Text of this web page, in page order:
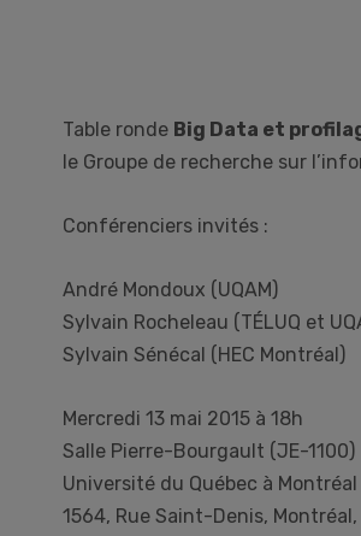
Table ronde Big Data et
le Groupe de recherche sur
Conférenciers invités :
André Mondoux (UQAM)
Sylvain Rocheleau (TÉLUQ et
Sylvain Sénécal (HEC Montréal)
Mercredi 13 mai 2015 à 18h
Salle Pierre-Bourgault (JE-1100)
Université du Québec à Montréal
1564, Rue Saint-Denis, Montréal,